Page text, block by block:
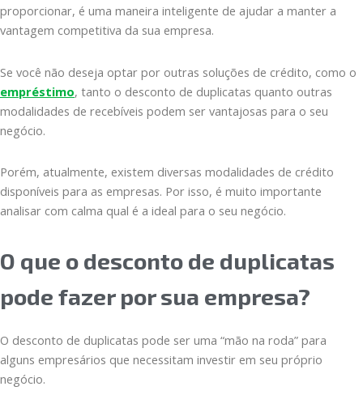
proporcionar, é uma maneira inteligente de ajudar a manter a
vantagem competitiva da sua empresa.
Se você não deseja optar por outras soluções de crédito, como o
empréstimo, tanto o desconto de duplicatas quanto outras
modalidades de recebíveis podem ser vantajosas para o seu
negócio.
Porém, atualmente, existem diversas modalidades de crédito
disponíveis para as empresas. Por isso, é muito importante
analisar com calma qual é a ideal para o seu negócio.
O que o desconto de duplicatas
pode fazer por sua empresa?
O desconto de duplicatas pode ser uma “mão na roda” para
alguns empresários que necessitam investir em seu próprio
negócio.